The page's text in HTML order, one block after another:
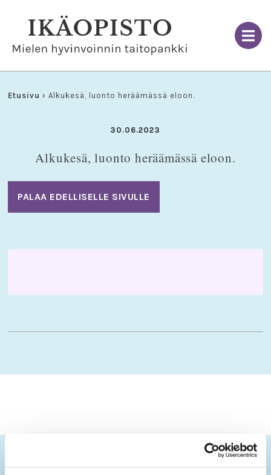
Etusivu ›Alkukesä, luonto heräämässä eloon.
30.06.2023
Alkukesä, luonto heräämässä eloon.
PALAA EDELLISELLE SIVULLE
Ikäopisto-uutiset